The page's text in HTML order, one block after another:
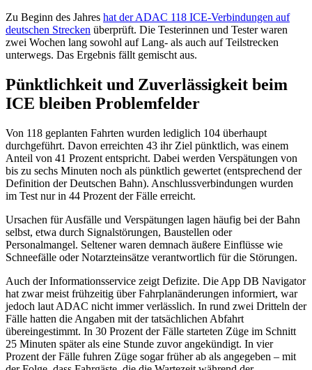
Zu Beginn des Jahres hat der ADAC 118 ICE-Verbindungen auf
deutschen Strecken überprüft. Die Testerinnen und Tester waren
zwei Wochen lang sowohl auf Lang- als auch auf Teilstrecken
unterwegs. Das Ergebnis fällt gemischt aus.
Pünktlichkeit und Zuverlässigkeit beim
ICE bleiben Problemfelder
Von 118 geplanten Fahrten wurden lediglich 104 überhaupt
durchgeführt. Davon erreichten 43 ihr Ziel pünktlich, was einem
Anteil von 41 Prozent entspricht. Dabei werden Verspätungen von
bis zu sechs Minuten noch als pünktlich gewertet (entsprechend der
Definition der Deutschen Bahn). Anschlussverbindungen wurden
im Test nur in 44 Prozent der Fälle erreicht.
Ursachen für Ausfälle und Verspätungen lagen häufig bei der Bahn
selbst, etwa durch Signalstörungen, Baustellen oder
Personalmangel. Seltener waren demnach äußere Einflüsse wie
Schneefälle oder Notarzteinsätze verantwortlich für die Störungen.
Auch der Informationsservice zeigt Defizite. Die App DB Navigator
hat zwar meist frühzeitig über Fahrplanänderungen informiert, war
jedoch laut ADAC nicht immer verlässlich. In rund zwei Dritteln der
Fälle hatten die Angaben mit der tatsächlichen Abfahrt
übereingestimmt. In 30 Prozent der Fälle starteten Züge im Schnitt
25 Minuten später als eine Stunde zuvor angekündigt. In vier
Prozent der Fälle fuhren Züge sogar früher ab als angegeben – mit